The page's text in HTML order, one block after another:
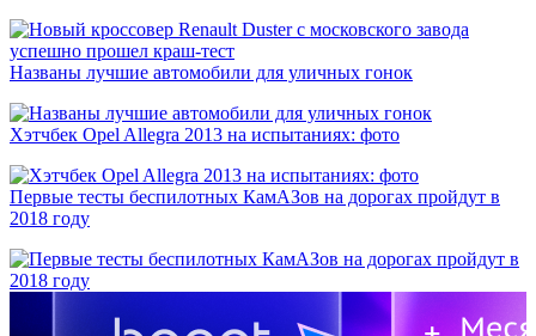
Названы лучшие автомобили для уличных гонок
Хэтчбек Opel Allegra 2013 на испытаниях: фото
Первые тесты беспилотных КамАЗов на дорогах пройдут в
2018 году